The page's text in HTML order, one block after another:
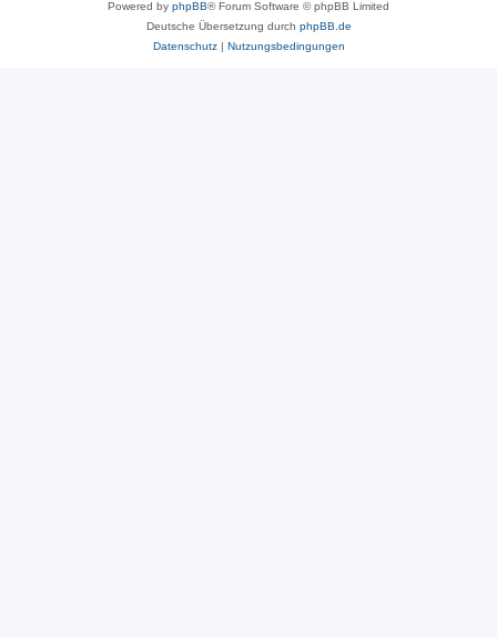
Powered by phpBB® Forum Software © phpBB Limited
Deutsche Übersetzung durch phpBB.de
Datenschutz| Nutzungsbedingungen